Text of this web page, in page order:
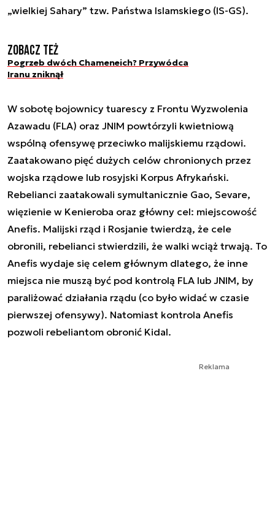
„wielkiej Sahary” tzw. Państwa Islamskiego (IS-GS).
Zobacz też
Pogrzeb dwóch Chameneich? Przywódca
Iranu zniknął
W sobotę bojownicy tuarescy z Frontu Wyzwolenia
Azawadu (FLA) oraz JNIM powtórzyli kwietniową
wspólną ofensywę przeciwko malijskiemu rządowi.
Zaatakowano pięć dużych celów chronionych przez
wojska rządowe lub rosyjski Korpus Afrykański.
Rebelianci zaatakowali symultanicznie Gao, Sevare,
więzienie w Kenieroba oraz główny cel: miejscowość
Anefis. Malijski rząd i Rosjanie twierdzą, że cele
obronili, rebelianci stwierdzili, że walki wciąż trwają. To
Anefis wydaje się celem głównym dlatego, że inne
miejsca nie muszą być pod kontrolą FLA lub JNIM, by
paraliżować działania rządu (co było widać w czasie
pierwszej ofensywy). Natomiast kontrola Anefis
pozwoli rebeliantom obronić Kidal.
Reklama